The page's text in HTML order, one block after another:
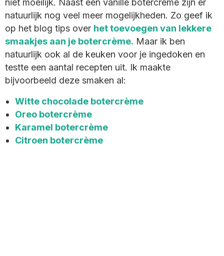
niet moeilijk. Naast een vanille botercrème zijn er
natuurlijk nog veel meer mogelijkheden. Zo geef ik
op het blog tips over het toevoegen van lekkere
smaakjes aan je botercrème. Maar ik ben
natuurlijk ook al de keuken voor je ingedoken en
testte een aantal recepten uit. Ik maakte
bijvoorbeeld deze smaken al:
Witte chocolade botercrème
Oreo botercrème
Karamel botercrème
Citroen botercrème